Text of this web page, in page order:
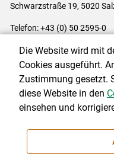
Schwarzstraße 19, 5020
Telefon: +43 (0) 50 2595-0
Impressum|Kontakt|
Cookie-Einstellungen
NEWSLETTER
Die Website wird mit
Cookies ausgeführt.
Zustimmung gesetzt.
diese Website in den
einsehen und